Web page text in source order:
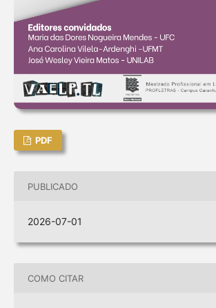
PDF
PUBLICADO
2026-07-01
COMO CITAR